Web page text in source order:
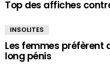
Top des affiches
INSOLITES
Les femmes préfèrent
long pénis